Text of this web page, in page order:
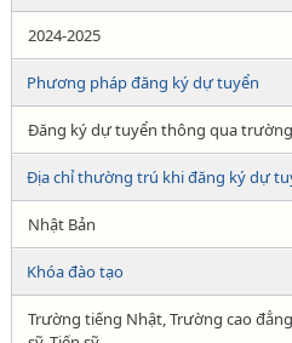
2024-2025
Phương pháp đăng ký dự tuyển
Đăng ký dự tuyển thông qua
Địa chỉ thường trú khi đăng ký dự
Nhật Bản
Khóa đào tạo
Trường tiếng Nhật, Trường cao